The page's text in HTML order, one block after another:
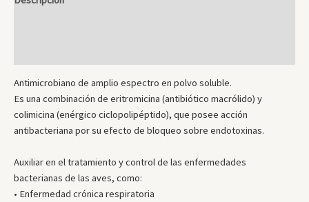
Antimicrobiano de amplio espectro en polvo soluble.
Es una combinación de eritromicina (antibiótico macrólido) y
colimicina (enérgico ciclopolipéptido), que posee acción
antibacteriana por su efecto de bloqueo sobre endotoxinas.
Auxiliar en el tratamiento y control de las enfermedades
bacterianas de las aves, como:
• Enfermedad crónica respiratoria